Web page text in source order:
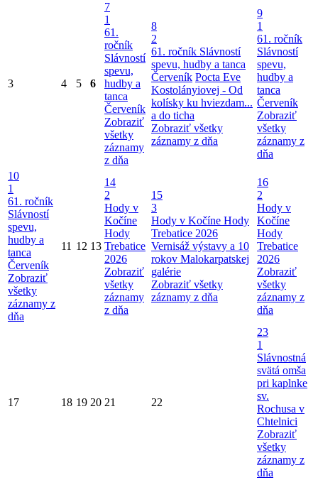
3 4 5 6
7
1
61.
ročník
Slávností
spevu,
hudby a
tanca
Červeník
Zobraziť
všetky
záznamy
z dňa
8
2
61. ročník Slávností
spevu, hudby a tanca
Červeník Pocta Eve
Kostolányiovej - Od
kolísky ku hviezdam...
a do ticha
Zobraziť všetky
záznamy z dňa
9
1
61. ročník
Slávností
spevu,
hudby a
tanca
Červeník
Zobraziť
všetky
záznamy z
dňa
10
1
61. ročník
Slávností
spevu,
hudby a
tanca
Červeník
Zobraziť
všetky
záznamy z
dňa
11 12 13
14
2
Hody v
Kočíne
Hody
Trebatice
2026
Zobraziť
všetky
záznamy
z dňa
15
3
Hody v Kočíne Hody
Trebatice 2026
Vernisáž výstavy a 10
rokov Malokarpatskej
galérie
Zobraziť všetky
záznamy z dňa
16
2
Hody v
Kočíne
Hody
Trebatice
2026
Zobraziť
všetky
záznamy z
dňa
17 18 19 20 21 22
23
1
Slávnostná
svätá omša
pri kaplnke
sv.
Rochusa v
Chtelnici
Zobraziť
všetky
záznamy z
dňa